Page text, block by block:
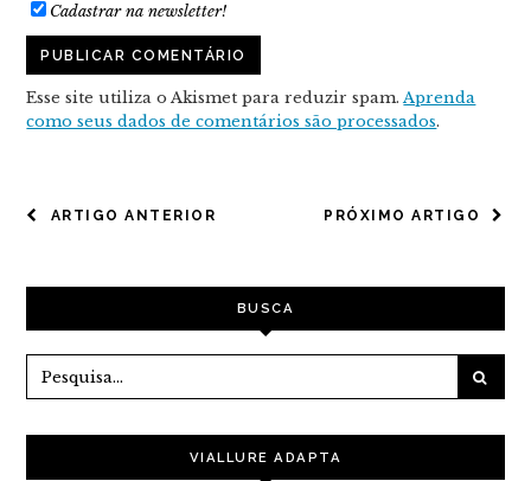
Cadastrar na newsletter!
Esse site utiliza o Akismet para reduzir spam.Aprenda
como seus dados de comentários são processados.
NAVEGAÇÃO
POST
PRÓXIMO ARTIGO
ARTIGO ANTERIOR
BUSCA
VIALLURE ADAPTA